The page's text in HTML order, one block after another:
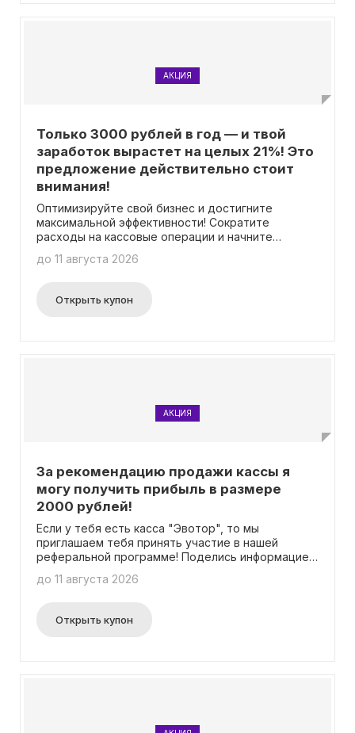
АКЦИЯ
Только 3000 рублей в год — и твой
заработок вырастет на целых 21%! Это
предложение действительно стоит
внимания!
Оптимизируйте свой бизнес и достигните
максимальной эффективности! Сократите
расходы на кассовые операции и начните
месяца, подключив тариф «Стандарт» всего за
безналичные платежи с комиссией всего 0,4%
через СБП и экономить до 36 000 рублей в год
до 11 августа 2026
Открыть купон
АКЦИЯ
За рекомендацию продажи кассы я
могу получить прибыль в размере
2000 рублей!
Если у тебя есть касса "Эвотор", то мы
приглашаем тебя принять участие в нашей
реферальной программе! Поделись информацией
коллегами, и за каждый проданный аппарат ты
нужно.
до 11 августа 2026
Открыть купон